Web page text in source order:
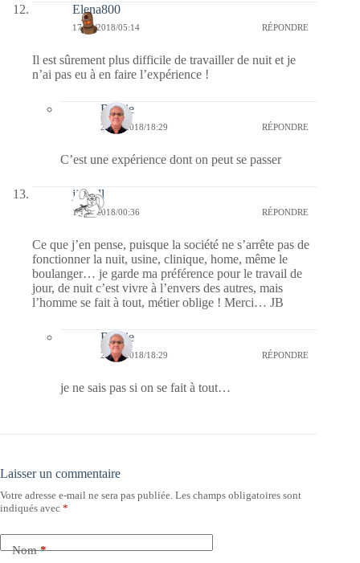
Elena800
17/09/2018/05:14 RÉPONDRE
Il est sûrement plus difficile de travailler de nuit et je
n’ai pas eu à en faire l’expérience !
Bernie
23/09/2018/18:29 RÉPONDRE
C’est une expérience dont on peut se passer
jill bill
17/09/2018/00:36 RÉPONDRE
Ce que j’en pense, puisque la société ne s’arrête pas de
fonctionner la nuit, usine, clinique, home, même le
boulanger… je garde ma préférence pour le travail de
jour, de nuit c’est vivre à l’envers des autres, mais
l’homme se fait à tout, métier oblige ! Merci… JB
Bernie
23/09/2018/18:29 RÉPONDRE
je ne sais pas si on se fait à tout…
Laisser un commentaire
Votre adresse e-mail ne sera pas publiée. Les champs obligatoires sont
indiqués avec *
Nom*